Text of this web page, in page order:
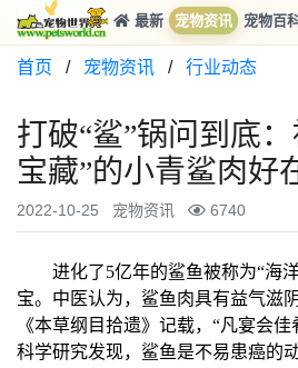
最新 宠物资讯 宠物百
首页 / 宠物资讯 / 行业动态
打破“鲨”锅问到底
宝藏”的小青鲨肉好
2022-10-25 宠物资讯 6740
进化了5亿年的鲨鱼被称为“海
宝。中医认为，鲨鱼肉具有益气滋
《本草纲目拾遗》记载，“凡宴会佳
科学研究发现，鲨鱼是不易患癌的